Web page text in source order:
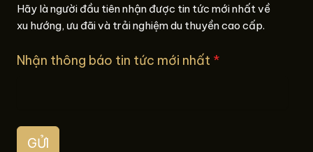
Hãy là người đầu tiên nhận được tin tức mới nhất về
xu hướng, ưu đãi và trải nghiệm du thuyền cao cấp.
Nhận thông báo tin tức mới nhất *
GỬI